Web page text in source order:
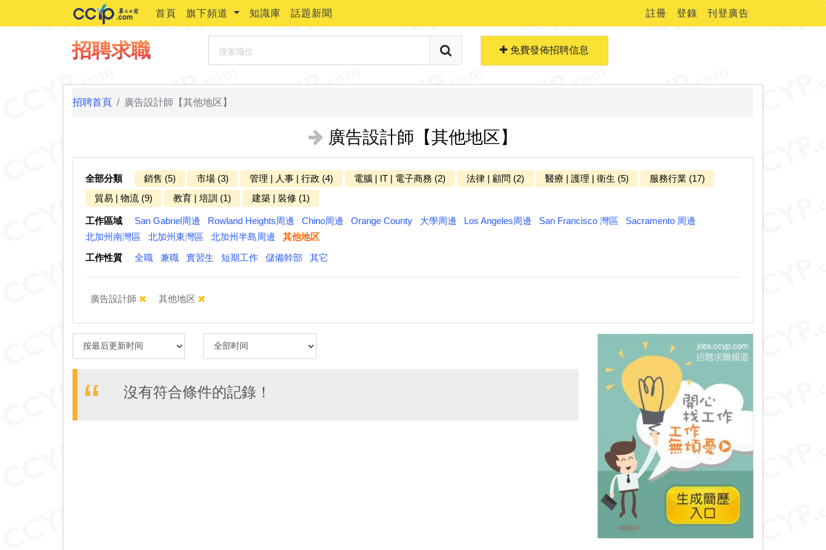
首頁 旗下頻道 知識庫 話題新聞 註冊 登錄 刊登廣告
招聘求職 免費發佈招聘信息
免費生成簡歷
招聘首頁 廣告設計師【其他地区】
廣告設計師【其他地区】
全部分類 銷售 (5) 市場 (3) 管理 | 人事 | 行政 (4) 電腦 | IT | 電子商務 (2) 法律 | 顧問 (2) 醫療 | 護理 | 衛生 (5)
服務行業 (17)
貿易 | 物流 (9)
教育 | 培訓 (1) 建築 | 裝修 (1)
工作區域 San Gabriel周邊 Rowland Heights周邊 Chino周邊 Orange County 大學周邊 Los Angeles周邊 San Francisco 灣區
Sacramento 周邊
北加州南灣區
北加州東灣區 北加州半島周邊
其他地区
工作性質
全職 兼職 實習生 短期工作 儲備幹部 其它
廣告設計師 其他地区
沒有符合條件的記錄！